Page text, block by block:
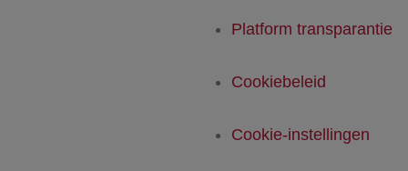
Platform transparantie
Cookiebeleid
Cookie-instellingen